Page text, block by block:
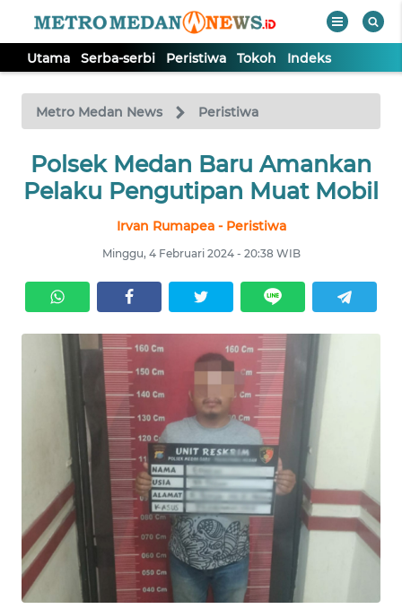
Utama Serba-serbi Peristiwa Tokoh Indeks
Metro Medan News Peristiwa
Polsek Medan Baru Amankan
Pelaku Pengutipan Muat Mobil
Irvan Rumapea - Peristiwa
Minggu, 4 Februari 2024 - 20:38 WIB
TV
Tutup
UTAMA
PERISTIWA
TOKOH
KONTAK
KAMI
INFO
IKLAN